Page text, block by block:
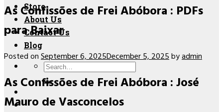
Store
About Us
Contact Us
Blog
Search
for:
As Confissões de Frei Abóbora : PDFs
para Baixar
Posted onSeptember 6, 2025December 5, 2025byadmin
As Confissões de Frei Abóbora : José
Mauro de Vasconcelos